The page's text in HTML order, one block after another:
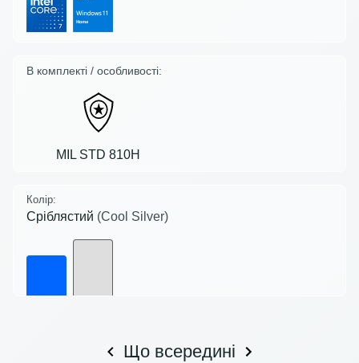
В комплекті / особливості:
MIL STD 810H
Колір:
Сріблястий (Cool Silver)
Що всередині